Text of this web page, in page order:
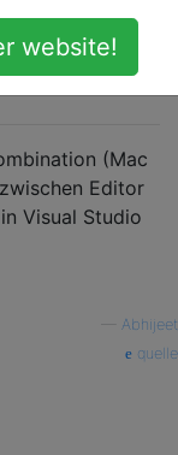
Code
(Mac
Editor
Visual Studio
Abhijeet
quelle
website!